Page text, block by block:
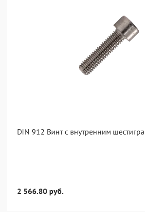
DIN 912 Винт с внутренним
2 566.80 руб.